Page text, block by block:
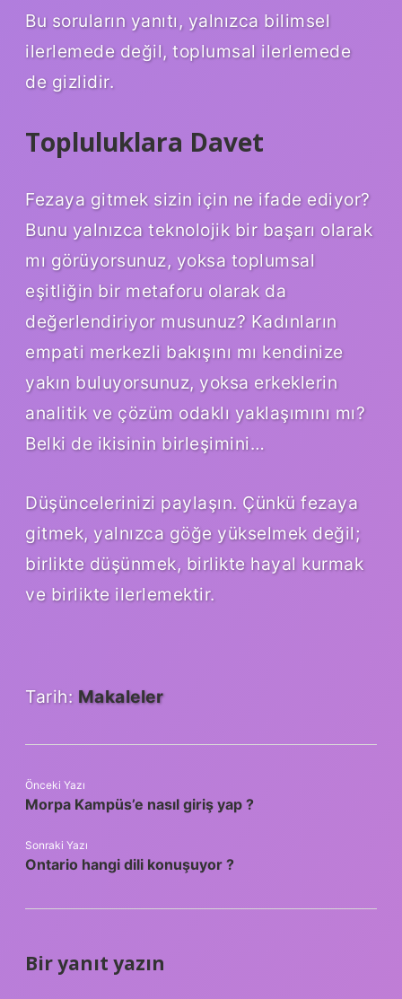
Bu soruların yanıtı, yalnızca bilimsel
ilerlemede değil, toplumsal ilerlemede
de gizlidir.
Topluluklara Davet
Fezaya gitmek sizin için ne ifade ediyor?
Bunu yalnızca teknolojik bir başarı olarak
mı görüyorsunuz, yoksa toplumsal
eşitliğin bir metaforu olarak da
değerlendiriyor musunuz? Kadınların
empati merkezli bakışını mı kendinize
yakın buluyorsunuz, yoksa erkeklerin
analitik ve çözüm odaklı yaklaşımını mı?
Belki de ikisinin birleşimini…
Düşüncelerinizi paylaşın. Çünkü fezaya
gitmek, yalnızca göğe yükselmek değil;
birlikte düşünmek, birlikte hayal kurmak
ve birlikte ilerlemektir.
Tarih: Makaleler
Önceki Yazı
Morpa Kampüs’e nasıl giriş yap ?
Sonraki Yazı
Ontario hangi dili konuşuyor ?
Bir yanıt yazın